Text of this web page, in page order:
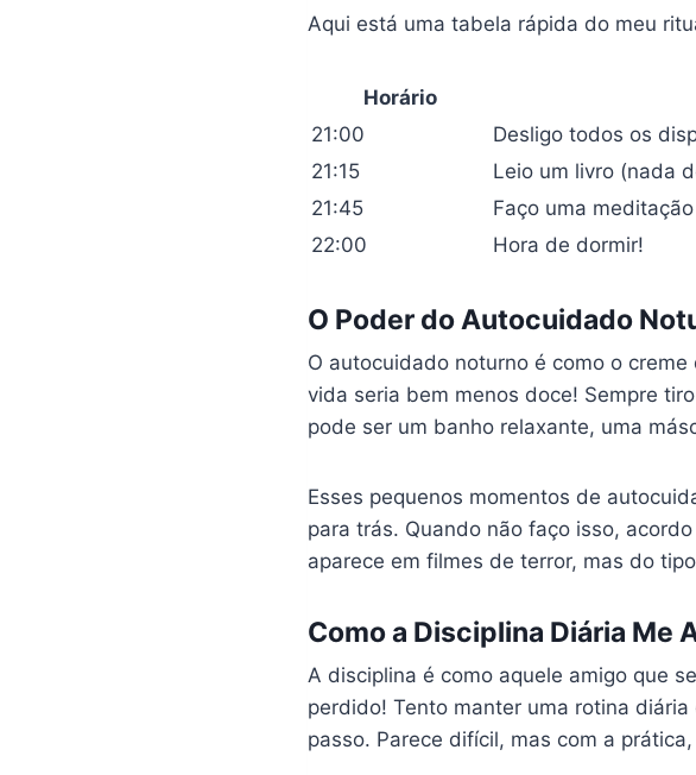
Aqui está uma tabela rápida do meu
Horário
21:00
Desligo todos os
21:15
Leio um livro (nada
21:45
Faço uma
22:00
Hora de dormir!
O Poder do Autocuidado
O autocuidado noturno é como o
vida seria bem menos doce! Sempre
pode ser um banho relaxante, uma
Esses pequenos momentos de
para trás. Quando não faço isso,
aparece em filmes de terror, mas do
Como a Disciplina Diária Me
A disciplina é como aquele amigo que
perdido! Tento manter uma rotina
passo. Parece difícil, mas com a